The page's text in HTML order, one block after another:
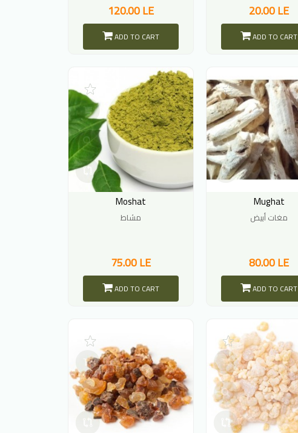
120.00 LE
ADD TO CART
20.00 LE
ADD TO CART
Moshat
مشاط
75.00 LE
ADD TO CART
Mughat
مغات أبيض
80.00 LE
ADD TO CART